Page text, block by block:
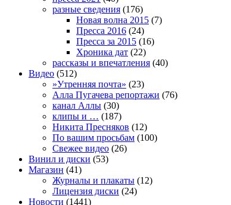
разные сведения (176)
Новая волна 2015 (7)
Пресса 2016 (24)
Пресса за 2015 (16)
Хроника дат (22)
рассказы и впечатления (40)
Видео (512)
»Утренняя почта» (23)
Алла Пугачева репортажи (76)
канал Аллы (30)
клипы и … (187)
Никита Пресняков (12)
По вашим просьбам (100)
Свежее видео (26)
Винил и диски (53)
Магазин (41)
Журналы и плакаты (12)
Лицензия диски (24)
Новости (1441)